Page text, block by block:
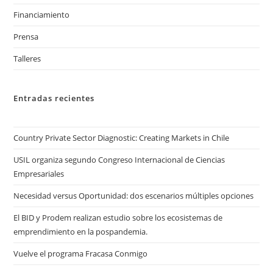
Financiamiento
Prensa
Talleres
Entradas recientes
Country Private Sector Diagnostic: Creating Markets in Chile
USIL organiza segundo Congreso Internacional de Ciencias
Empresariales
Necesidad versus Oportunidad: dos escenarios múltiples opciones
El BID y Prodem realizan estudio sobre los ecosistemas de
emprendimiento en la pospandemia.
Vuelve el programa Fracasa Conmigo